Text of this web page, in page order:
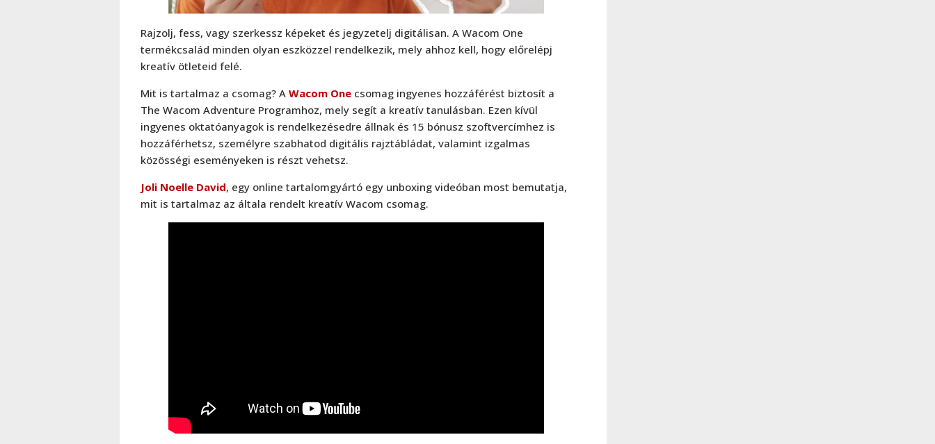
Rajzolj, fess, vagy szerkessz képeket és jegyzetelj digitálisan. A Wacom One
termékcsalád minden olyan eszközzel rendelkezik, mely ahhoz kell, hogy előrelépj
kreatív ötleteid felé.
Mit is tartalmaz a csomag? A Wacom One csomag ingyenes hozzáférést biztosít a
The Wacom Adventure Programhoz, mely segít a kreatív tanulásban. Ezen kívül
ingyenes oktatóanyagok is rendelkezésedre állnak és 15 bónusz szoftvercímhez is
hozzáférhetsz, személyre szabhatod digitális rajztábládat, valamint izgalmas
közösségi eseményeken is részt vehetsz.
Joli Noelle David, egy online tartalomgyártó egy unboxing videóban most bemutatja,
mit is tartalmaz az általa rendelt kreatív Wacom csomag.